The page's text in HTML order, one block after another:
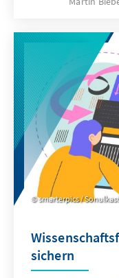
Militärseelsorge
begleiten
smarterpics /
sichern